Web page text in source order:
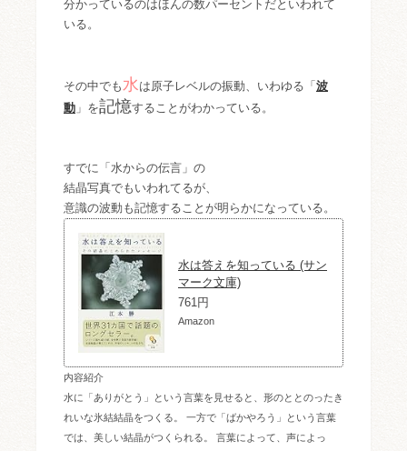
分かっているのはほんの数パーセントだといわれて
いる。
その中でも水は原子レベルの振動、いわゆる「 波
動 」を記憶することがわかっている。
すでに「水からの伝言」の
結晶写真でもいわれてるが、
意識の波動も記憶することが明らかになっている。
水は答えを知っている (サン
マーク文庫)
761円
Amazon
内容紹介
水に「ありがとう」という言葉を見せると、形のととのったき
れいな氷結結晶をつくる。 一方で「ばかやろう」という言葉
では、美しい結晶がつくられる。 言葉によって、声によっ